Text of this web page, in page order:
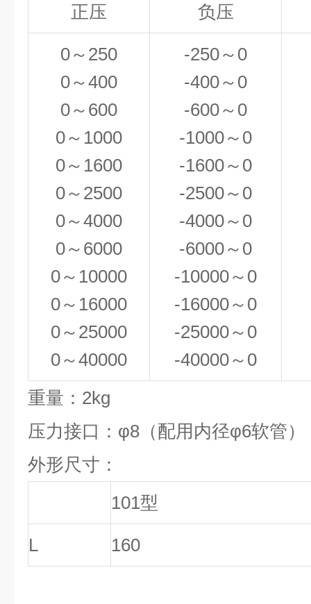
正压 负压
0～250
0～400
0～600
0～1000
0～1600
0～2500
0～4000
0～6000
0～10000
0～16000
0～25000
0～40000
-250～0
-400～0
-600～0
-1000～0
-1600～0
-2500～0
-4000～0
-6000～0
-10000～0
-16000～0
-25000～0
-40000～0
重量：2kg
压力接口：φ8（配用内径φ6软管）
外形尺寸：
101型
L 160